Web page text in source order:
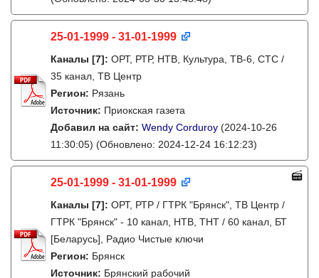
25-01-1999 - 31-01-1999
Каналы [7]: ОРТ, РТР, НТВ, Культура, ТВ-6, СТС /
35 канал, ТВ Центр
Регион: Рязань
Источник: Приокская газета
Добавил на сайт: Wendy Corduroy (2024-10-26
11:30:05) (Обновлено: 2024-12-24 16:12:23)
25-01-1999 - 31-01-1999
Каналы [7]: ОРТ, РТР / ГТРК "Брянск", ТВ Центр /
ГТРК "Брянск" - 10 канал, НТВ, ТНТ / 60 канал, БТ
[Беларусь], Радио Чистые ключи
Регион: Брянск
Источник: Брянский рабочий